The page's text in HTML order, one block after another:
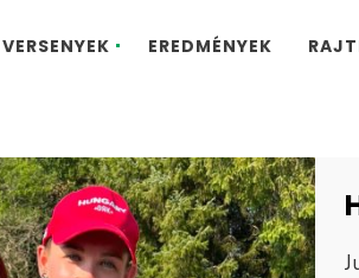
VERSENYEK EREDMÉNYEK